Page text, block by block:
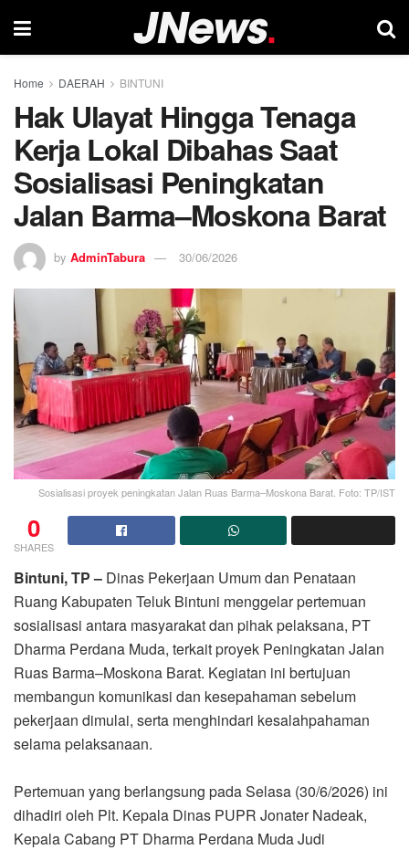
Home DAERAH BINTUNI
Hak Ulayat Hingga Tenaga
Kerja Lokal Dibahas Saat
Sosialisasi Peningkatan
Jalan Barma–Moskona Barat
by AdminTabura 30/06/2026
Sosialisasi proyek peningkatan Jalan Ruas Barma–Moskona Barat. Foto: TP/IST
0
SHARES
Bintuni, TP – Dinas Pekerjaan Umum dan Penataan
Ruang Kabupaten Teluk Bintuni menggelar pertemuan
sosialisasi antara masyarakat dan pihak pelaksana, PT
Dharma Perdana Muda, terkait proyek Peningkatan Jalan
Ruas Barma–Moskona Barat. Kegiatan ini bertujuan
membangun komunikasi dan kesepahaman sebelum
pekerjaan dimulai, serta menghindari kesalahpahaman
selama pelaksanaan.
Pertemuan yang berlangsung pada Selasa (30/6/2026) ini
dihadiri oleh Plt. Kepala Dinas PUPR Jonater Nadeak,
Kepala Cabang PT Dharma Perdana Muda Judi